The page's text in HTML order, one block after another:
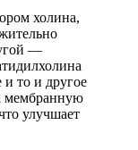
холина,
—
и то и другое
мембранную
улучшает